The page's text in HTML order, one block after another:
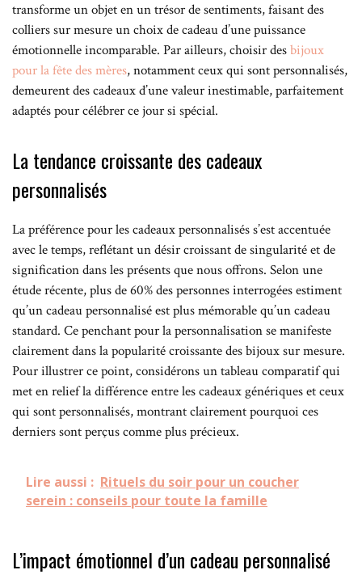
transforme un objet en un trésor de sentiments, faisant des
colliers sur mesure un choix de cadeau d’une puissance
émotionnelle incomparable. Par ailleurs, choisir desbijoux
pour la fête des mères, notamment ceux qui sont personnalisés,
demeurent des cadeaux d’une valeur inestimable, parfaitement
adaptés pour célébrer ce jour si spécial.
La tendance croissante des cadeaux
personnalisés
La préférence pour les cadeaux personnalisés s’est accentuée
avec le temps, reflétant un désir croissant de singularité et de
signification dans les présents que nous offrons. Selon une
étude récente, plus de 60% des personnes interrogées estiment
qu’un cadeau personnalisé est plus mémorable qu’un cadeau
standard. Ce penchant pour la personnalisation se manifeste
clairement dans la popularité croissante des bijoux sur mesure.
Pour illustrer ce point, considérons un tableau comparatif qui
met en relief la différence entre les cadeaux génériques et ceux
qui sont personnalisés, montrant clairement pourquoi ces
derniers sont perçus comme plus précieux.
Lire aussi : Rituels du soir pour un coucher
serein : conseils pour toute la famille
L’impact émotionnel d’un cadeau personnalisé